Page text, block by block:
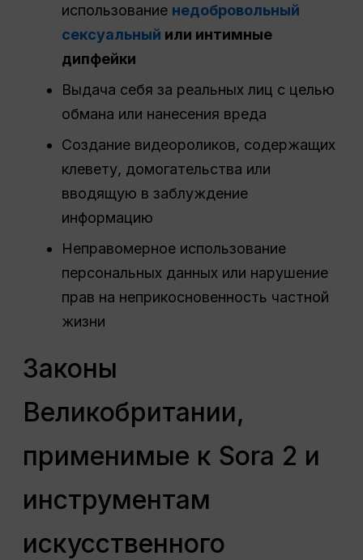
использование недобровольный
сексуальный или интимные
дипфейки
Выдача себя за реальных лиц с целью
обмана или нанесения вреда
Создание видеороликов, содержащих
клевету, домогательства или
вводящую в заблуждение
информацию
Неправомерное использование
персональных данных или нарушение
прав на неприкосновенность частной
жизни
Законы
Великобритании,
применимые к Sora 2 и
инструментам
искусственного